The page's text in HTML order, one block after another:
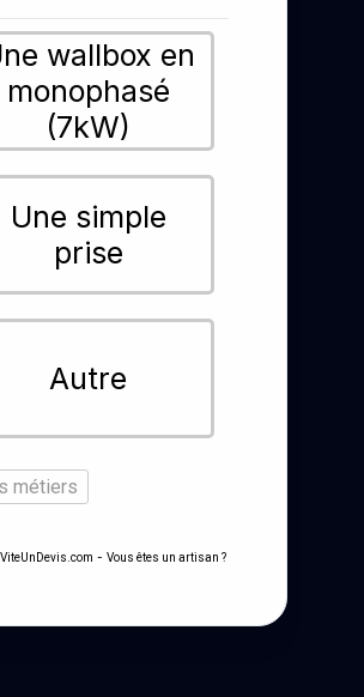
wallbox en
monophasé
(7kW)
Une simple
prise
Autre
métiers
ViteUnDevis.com - Vous êtes un artisan ?